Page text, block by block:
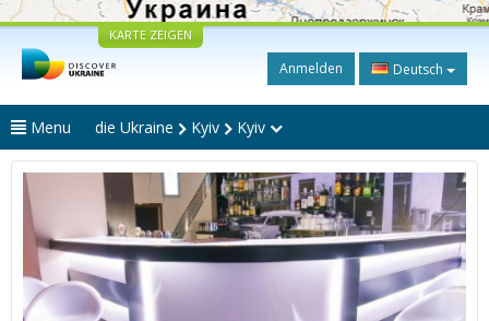
KARTE ZEIGEN
Anmelden Deutsch
Menu die Ukraine Kyiv Kyiv